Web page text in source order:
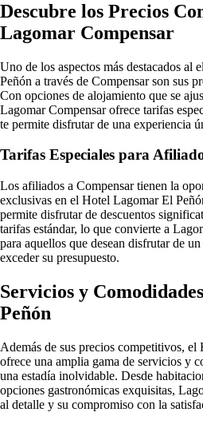
Descubre los Precios
Lagomar Compensar
Uno de los aspectos más destacados al
Peñón a través de Compensar son sus
Con opciones de alojamiento que se
Lagomar Compensar ofrece tarifas
te permite disfrutar de una experiencia
Tarifas Especiales para
Los afiliados a Compensar tienen la
exclusivas en el Hotel Lagomar El
permite disfrutar de descuentos
tarifas estándar, lo que convierte a
para aquellos que desean disfrutar de
exceder su presupuesto.
Servicios y
Peñón
Además de sus precios competitivos,
ofrece una amplia gama de servicios y
una estadía inolvidable. Desde
opciones gastronómicas exquisitas,
al detalle y su compromiso con la